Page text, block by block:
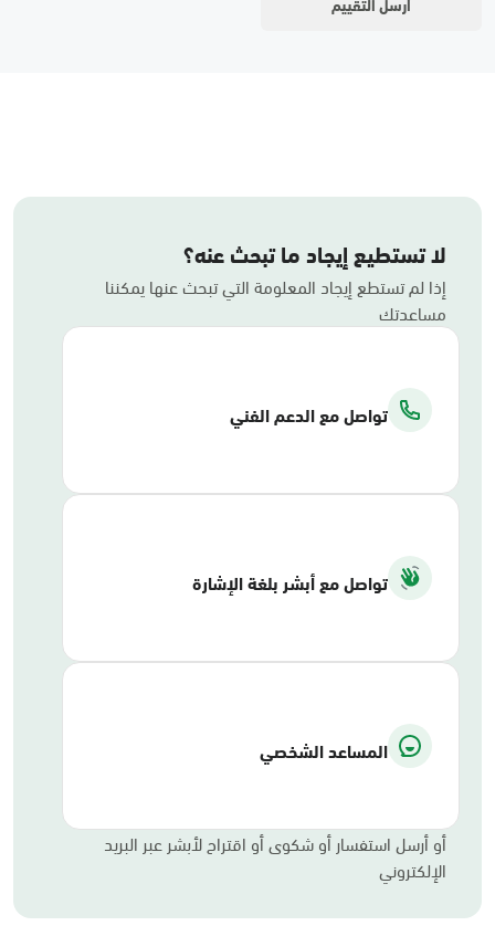
لا تستطيع إيجاد ما تبحث عنه؟
إذا لم تستطع إيجاد المعلومة التي تبحث عنها يمكننا
مساعدتك
تواصل مع الدعم الفني
تواصل مع أبشر بلغة الإشارة
المساعد الشخصي
أو أرسل استفسار أو شكوى أو اقتراح لأبشر عبر البريد
الإلكتروني